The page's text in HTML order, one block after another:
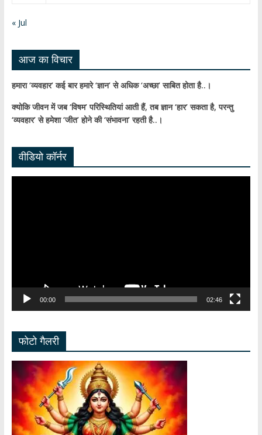
« Jul
आज का विचार
हमारा ‘व्यवहार’ कई बार हमारे ‘ज्ञान’ से अधिक ‘अच्छा’ साबित होता है..।
क्योकि जीवन में जब ‘विषम’ परिस्थितियां आती हैं,तब ज्ञान ‘हार’ सकता है,परन्तु
‘व्यवहार’ से हमेशा ‘जीत’ होने की ‘संभावना’ रहती है..।
वीडियो कॉर्नर
00:00 02:46
फोटो गैलरी